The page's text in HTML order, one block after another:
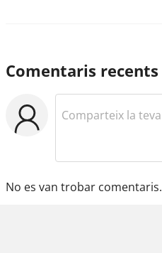
Comentaris recents
No es van trobar comentaris.